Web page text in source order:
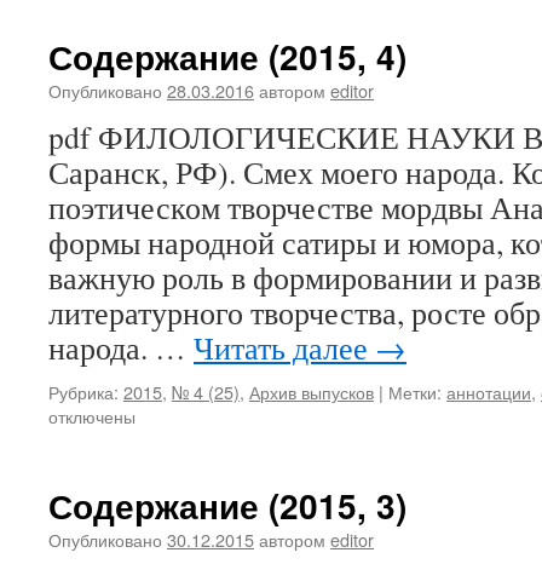
Содержание (2015, 4)
Опубликовано 28.03.2016автором editor
pdf ФИЛОЛОГИЧЕСКИЕ НАУКИ В.
Саранск, РФ). Смех моего народа.
поэтическом творчестве мордвы
формы народной сатиры и юмора,
важную роль в формировании и
литературного творчества, росте
народа. … Читать далее →
Рубрика: 2015, № 4 (25), Архив выпусков | Метки: аннотации,
отключены
Содержание (2015, 3)
Опубликовано 30.12.2015автором editor